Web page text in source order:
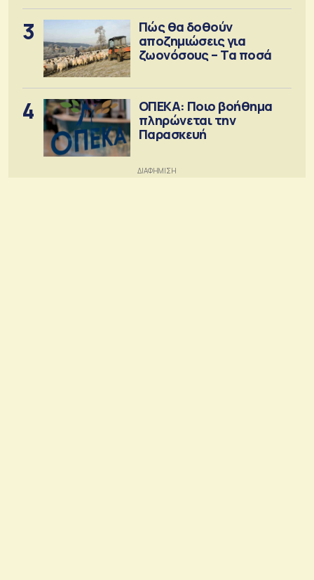
3
Πώς θα δοθούν
αποζημιώσεις για
ζωονόσους – Τα ποσά
4
ΟΠΕΚΑ: Ποιο βοήθημα
πληρώνεται την
Παρασκευή